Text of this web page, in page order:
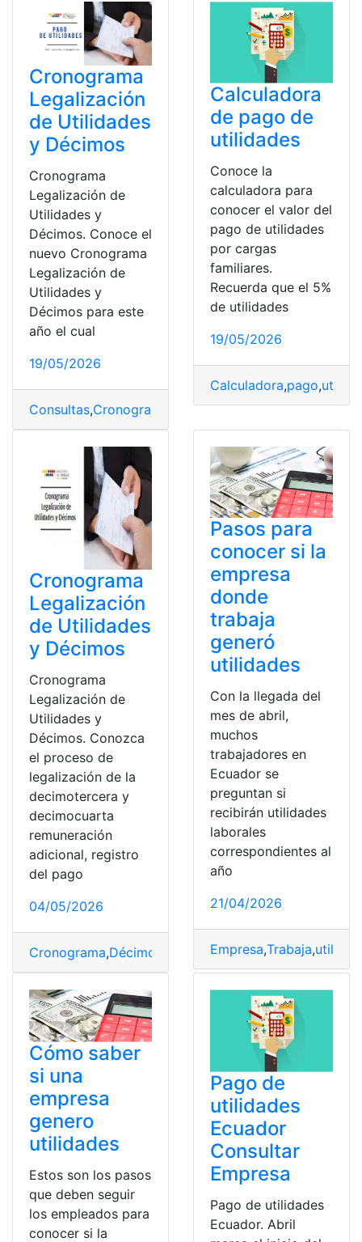
Cronograma
Legalización
de Utilidades
y Décimos
Cronograma
Legalización de
Utilidades y
Décimos. Conoce el
nuevo Cronograma
Legalización de
Utilidades y
Décimos para este
año el cual
19/05/2026
Consultas,Cronograma Decimos,Ecuador,Legalización
Calculadora
de pago de
utilidades
Conoce la
calculadora para
conocer el valor del
pago de utilidades
por cargas
familiares.
Recuerda que el 5%
de utilidades
19/05/2026
Calculadora,pago,
Cronograma
Legalización
de Utilidades
y Décimos
Cronograma
Legalización de
Utilidades y
Décimos. Conozca
el proceso de
legalización de la
decimotercera y
decimocuarta
remuneración
adicional, registro
del pago
04/05/2026
Cronograma,Décimo Legislación,Ministerio de Trabajo
Pasos para
conocer si la
empresa
donde
trabaja
generó
utilidades
Con la llegada del
mes de abril,
muchos
trabajadores en
Ecuador se
preguntan si
recibirán utilidades
laborales
correspondientes al
año
21/04/2026
Empresa,Trabaja,
Cómo saber
si una
empresa
genero
utilidades
Estos son los pasos
que deben seguir
los empleados para
conocer si la
Pago de
utilidades
Ecuador
Consultar
Empresa
Pago de utilidades
Ecuador. Abril